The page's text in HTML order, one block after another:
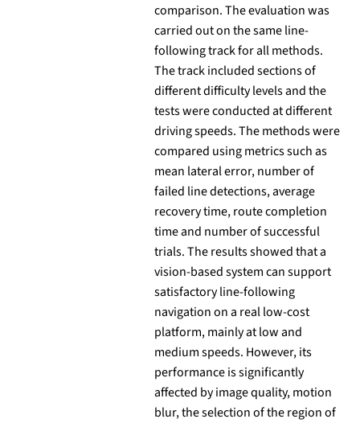
comparison. The evaluation was
carried out on the same line-
following track for all methods.
The track included sections of
different difficulty levels and the
tests were conducted at different
driving speeds. The methods were
compared using metrics such as
mean lateral error, number of
failed line detections, average
recovery time, route completion
time and number of successful
trials. The results showed that a
vision-based system can support
satisfactory line-following
navigation on a real low-cost
platform, mainly at low and
medium speeds. However, its
performance is significantly
affected by image quality, motion
blur, the selection of the region of